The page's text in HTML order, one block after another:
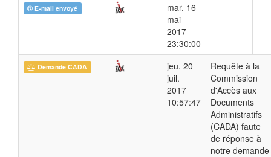
E-mail envoyé
mar. 16
mai
2017
23:30:00
Demande CADA
jeu. 20
juil.
2017
10:57:47
Requête à la
Commission
d'Accès aux
Documents
Administratifs
(CADA) faute
de réponse à
notre demande